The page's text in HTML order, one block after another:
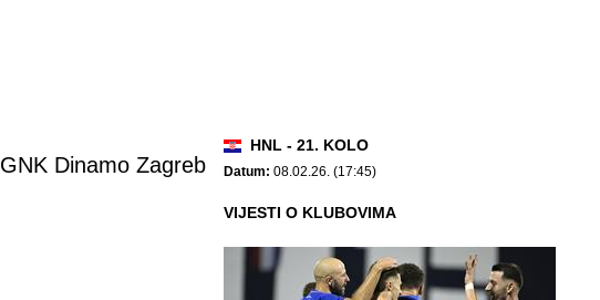
GNK Dinamo Zagreb
HNL - 21. KOLO
Datum: 08.02.26. (17:45)
VIJESTI O KLUBOVIMA